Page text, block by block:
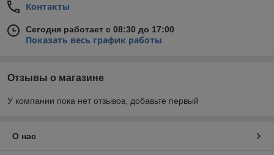
Контакты
Сегодня работает с 08:30 до 17:00
Показать весь график работы
Отзывы о магазине
У компании пока нет отзывов, добавьте первый
О нас